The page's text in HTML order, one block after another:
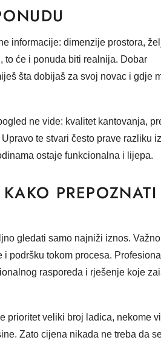
informacije: dimenzije prostora,
to će i ponuda biti realnija. Dobar
šta dobijaš za svoj novac i gdje
ne vide: kvalitet kantovanja,
te stvari često prave razliku
ostaje funkcionalna i lijepa.
PREPOZNATI
gledati samo najniži iznos.
podršku tokom procesa.
rasporeda i rješenje koje
prioritet veliki broj ladica, nekome
Zato cijena nikada ne treba da